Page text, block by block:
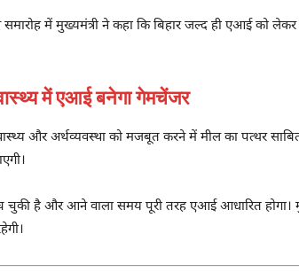
में मुख्यमंत्री ने कहा कि बिहार जल्द ही एआई को
में एआई बनेगा गेमचेंजर
और अर्थव्यवस्था को मजबूत करने में मील का पत्थर साबित
है और आने वाला समय पूरी तरह एआई आधारित होगा।